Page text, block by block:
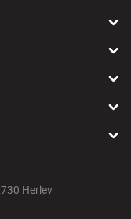
Herlev